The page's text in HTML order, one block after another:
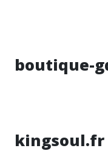
boutique-
kingsoul.fr